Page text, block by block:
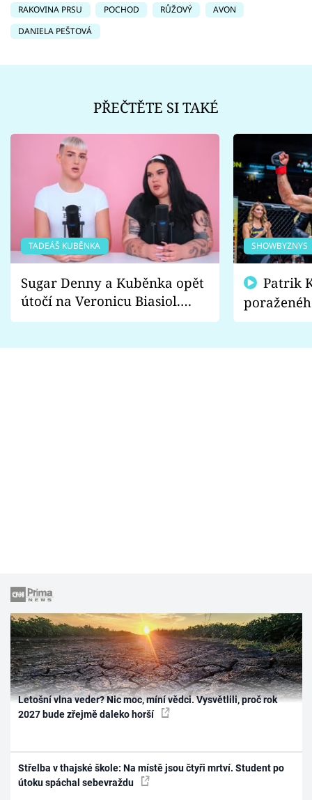
RAKOVINA PRSU
POCHOD RŮŽOVÝ
AVON
DANIELA PEŠTOVÁ
PŘEČTĚTE SI TAKÉ
TADEÁŠ KUBĚNKA
Sugar Denny a Kuběnka opět
útočí na Veronicu Biasiol.
Proč je podle nich falešná a
SHOWBYZNYS
fanoušci
Letošní vlna veder? Nic moc, míní vědci. Vysvětlili, proč rok
2027 bude zřejmě daleko horší
Střelba v thajské škole: Na místě jsou čtyři mrtví. Student po
útoku spáchal sebevraždu